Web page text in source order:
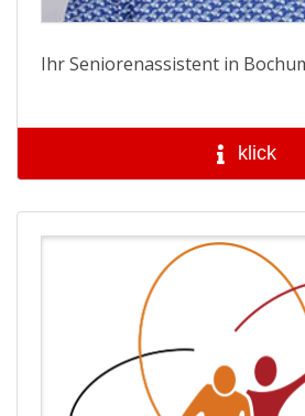
Ihr Seniorenassistent in
klick